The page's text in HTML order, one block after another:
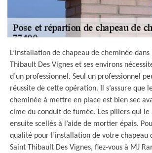
L’installation de chapeau de cheminée
Thibault Des Vignes et ses environs
d’un professionnel. Seul un professionnel
réussite de cette opération. Il s’assure que
cheminée à mettre en place est bien sec
cime du conduit de fumée. Les piliers qui le
ensuite scellés à l’aide de mortier épais.
qualité pour l’installation de votre chapeau
Saint Thibault Des Vignes, fiez-vous à MJ